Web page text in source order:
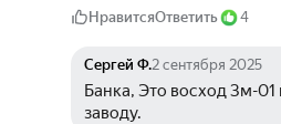
НравитсяОтветить 4
Сергей Ф.2 сентября 2025
Банка, Это восход 3м-01
заводу.